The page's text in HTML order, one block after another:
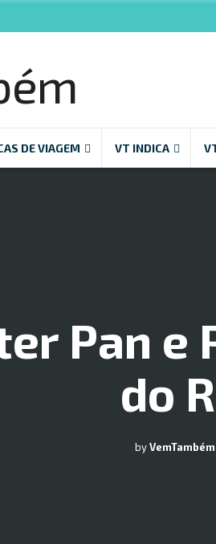
DE VIAGEM VT INDICA
Pan e
do
by VemTambém